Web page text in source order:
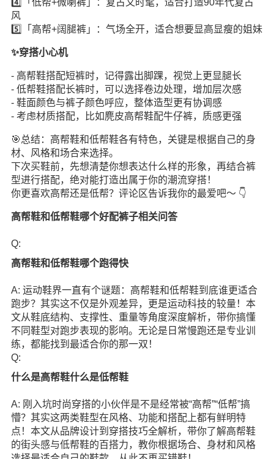
4️⃣「低帮+微喇裤」：复古又时髦，适合打造90年代复古
风
5️⃣「高帮+阔腿裤」：气场全开，适合想要显高显瘦的姐妹
✨穿搭小心机
- 高帮鞋搭配短裤时，记得露出脚踝，视觉上更显腿长
- 低帮鞋搭配长裤时，可以选择卷边处理，增加层次感
- 鞋面颜色与裤子颜色呼应，整体造型更有协调感
- 考虑材质搭配，比如麂皮高帮鞋配牛仔裤，质感更强
🎯总结：高帮鞋和低帮鞋各有特色，关键是根据自己的身
材、风格和场合来选择。
下次买鞋前，先想清楚你想表达什么样的形象，再结合裤
型进行搭配，绝对能打造出属于你的潮流穿搭！
你更喜欢高帮还是低帮？评论区告诉我你的最爱吧～ 👇
高帮鞋和低帮鞋哪个好配裤子相关问答
Q:
高帮鞋和低帮鞋哪个跑得快
A: 运动鞋界一直有个谜题：高帮鞋和低帮鞋到底谁更适合
跑步？其实这不仅是外观差异，更是运动科技的较量！本
文从鞋底结构、支撑性、重量等角度深度解析，带你搞懂
不同鞋型对跑步表现的影响。无论是日常慢跑还是专业训
练，都能找到最适合你的那一双！
Q:
什么是高帮鞋什么是低帮鞋
A: 刚入坑时尚穿搭的小伙伴是不是经常被“高帮”“低帮”搞
懵？其实这两类鞋型在风格、功能和搭配上都有鲜明特
点！本文从品牌设计到穿搭技巧全解析，带你了解高帮鞋
的街头感与低帮鞋的百搭力，教你根据场合、身材和风格